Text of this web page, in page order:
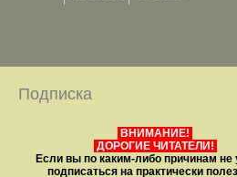
Подписка
ВНИМАНИЕ!
ДОРОГИЕ ЧИТАТЕЛИ!
Если вы по каким-либо причинам не
подписаться на практически